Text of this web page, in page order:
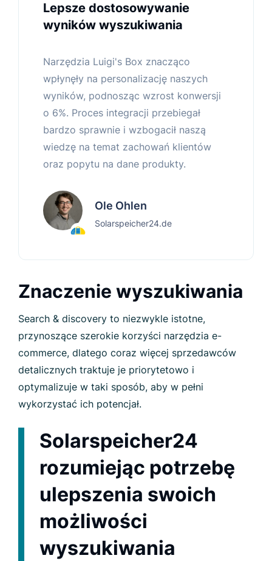
Lepsze dostosowywanie
wyników wyszukiwania
Narzędzia Luigi's Box znacząco
wpłynęły na personalizację naszych
wyników, podnosząc wzrost konwersji
o 6%. Proces integracji przebiegał
bardzo sprawnie i wzbogacił naszą
wiedzę na temat zachowań klientów
oraz popytu na dane produkty.
Ole Ohlen
Solarspeicher24.de
Znaczenie wyszukiwania
Search & discovery to niezwykle istotne,
przynoszące szerokie korzyści narzędzia e-
commerce, dlatego coraz więcej sprzedawców
detalicznych traktuje je priorytetowo i
optymalizuje w taki sposób, aby w pełni
wykorzystać ich potencjał.
Solarspeicher24
rozumiejąc potrzebę
ulepszenia swoich
możliwości
wyszukiwania